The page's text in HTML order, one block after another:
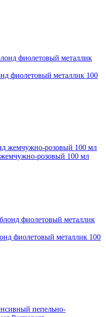
фиолетовый металлик 100
розовый 100 мл
фиолетовый металлик 100